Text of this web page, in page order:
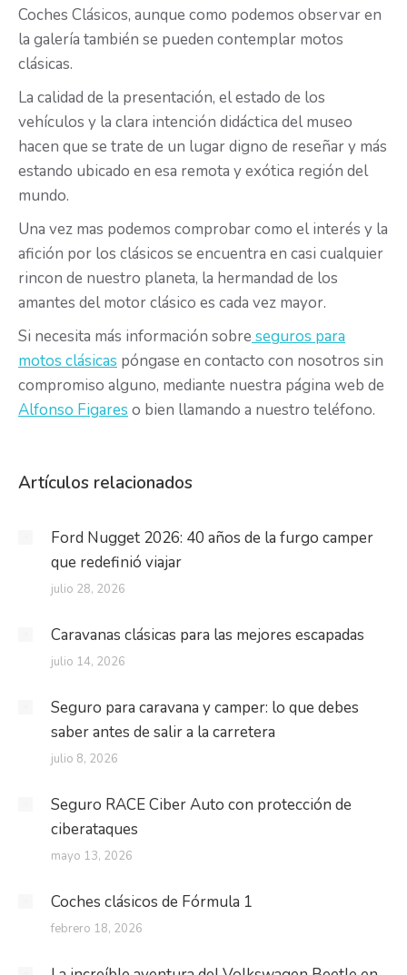
Coches Clásicos, aunque como podemos observar en
la galería también se pueden contemplar motos
clásicas.
La calidad de la presentación, el estado de los
vehículos y la clara intención didáctica del museo
hacen que se trate de un lugar digno de reseñar y más
estando ubicado en esa remota y exótica región del
mundo.
Una vez mas podemos comprobar como el interés y la
afición por los clásicos se encuentra en casi cualquier
rincon de nuestro planeta, la hermandad de los
amantes del motor clásico es cada vez mayor.
Si necesita más información sobre seguros para
motos clásicas póngase en contacto con nosotros sin
compromiso alguno, mediante nuestra página web de
Alfonso Figares o bien llamando a nuestro teléfono.
Artículos relacionados
Ford Nugget 2026: 40 años de la furgo camper
que redefinió viajar
julio 28, 2026
Caravanas clásicas para las mejores escapadas
julio 14, 2026
Seguro para caravana y camper: lo que debes
saber antes de salir a la carretera
julio 8, 2026
Seguro RACE Ciber Auto con protección de
ciberataques
mayo 13, 2026
Coches clásicos de Fórmula 1
febrero 18, 2026